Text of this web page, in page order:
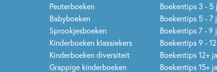
Peuterboeken
Babyboeken
Sprookjesboeken
Kinderboeken klassiekers
Kinderboeken diversiteit
Grappige kinderboeken
Boekentips 3 - 5
Boekentips 5 - 7
Boekentips 7 - 9
Boekentips 9 -
Boekentips 12+
Boekentips 15+